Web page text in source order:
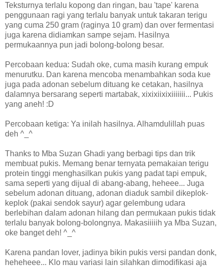
Teksturnya terlalu kopong dan ringan, bau 'tape' karena
penggunaan ragi yang terlalu banyak untuk takaran terigu
yang cuma 250 gram (raginya 10 gram) dan over fermentasi
juga karena didiamkan sampe sejam. Hasilnya
permukaannya pun jadi bolong-bolong besar.
Percobaan kedua: Sudah oke, cuma masih kurang empuk
menurutku. Dan karena mencoba menambahkan soda kue
juga pada adonan sebelum dituang ke cetakan, hasilnya
dalamnya bersarang seperti martabak, xixixiixixiiiiiii... Pukis
yang aneh! :D
Percobaan ketiga: Ya inilah hasilnya. Alhamdulillah puas
deh ^_^
Thanks to Mba Suzan Ghadi yang berbagi tips dan trik
membuat pukis. Memang benar ternyata pemakaian terigu
protein tinggi menghasilkan pukis yang padat tapi empuk,
sama seperti yang dijual di abang-abang, heheee... Juga
sebelum adonan dituang, adonan diaduk sambil dikeplok-
keplok (pakai sendok sayur) agar gelembung udara
berlebihan dalam adonan hilang dan permukaan pukis tidak
terlalu banyak bolong-bolongnya. Makasiiiiih ya Mba Suzan,
oke banget deh! ^_^
Karena pandan lover, jadinya bikin pukis versi pandan donk,
heheheee... Klo mau variasi lain silahkan dimodifikasi aja